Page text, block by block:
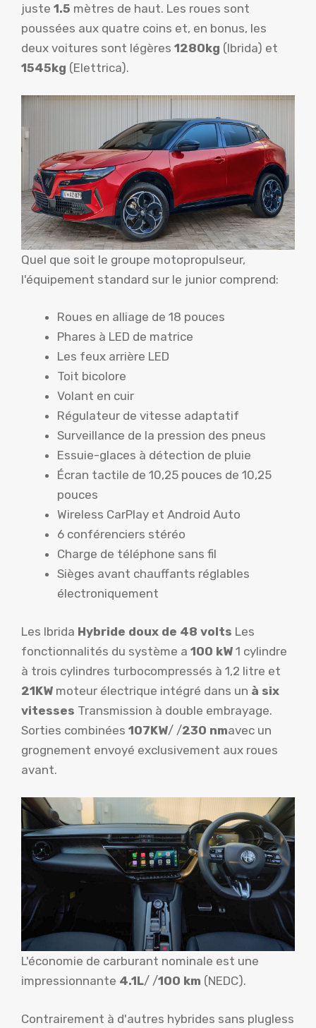
juste 1.5 mètres de haut. Les roues sont
poussées aux quatre coins et, en bonus, les
deux voitures sont légères 1280kg (Ibrida) et
1545kg (Elettrica).
Quel que soit le groupe motopropulseur,
l'équipement standard sur le junior comprend:
Roues en alliage de 18 pouces
Phares à LED de matrice
Les feux arrière LED
Toit bicolore
Volant en cuir
Régulateur de vitesse adaptatif
Surveillance de la pression des pneus
Essuie-glaces à détection de pluie
Écran tactile de 10,25 pouces de 10,25
pouces
Wireless CarPlay et Android Auto
6 conférenciers stéréo
Charge de téléphone sans fil
Sièges avant chauffants réglables
électroniquement
Les Ibrida Hybride doux de 48 volts Les
fonctionnalités du système a 100 kW 1 cylindre
à trois cylindres turbocompressés à 1,2 litre et
21KW moteur électrique intégré dans un à six
vitesses Transmission à double embrayage.
Sorties combinées 107KW/ /230 nmavec un
grognement envoyé exclusivement aux roues
avant.
L'économie de carburant nominale est une
impressionnante 4.1L/ /100 km (NEDC).
Contrairement à d'autres hybrides sans plugless